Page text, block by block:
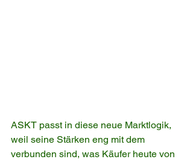
ASKT passt in diese neue Marktlogik,
weil seine Stärken eng mit dem
verbunden sind, was Käufer heute von